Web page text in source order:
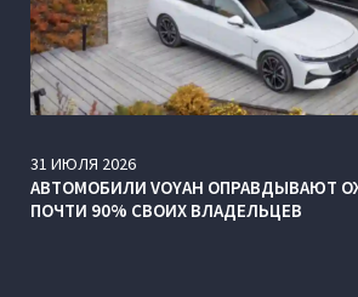
31 ИЮЛЯ 2026
АВТОМОБИЛИ VOYAH ОПРАВДЫВАЮТ
ПОЧТИ 90% СВОИХ ВЛАДЕЛЬЦЕВ